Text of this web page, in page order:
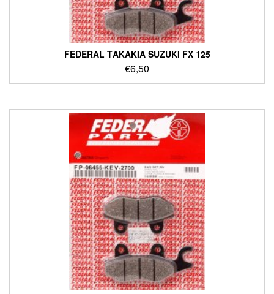
FEDERAL ΤΑΚΑΚΙΑ SUZUKI FX 125
€6,50